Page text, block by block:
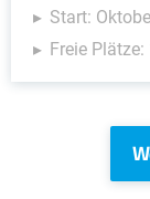
Start:
Freie Plätze: